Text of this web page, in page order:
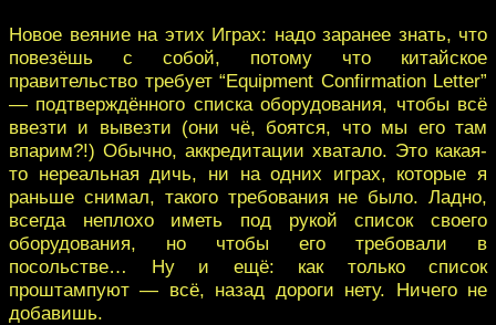
Новое веяние на этих Играх: надо заранее знать, что
повезёшь с собой, потому что китайское
правительство требует “Equipment Confirmation Letter”
— подтверждённого списка оборудования, чтобы всё
ввезти и вывезти (они чё, боятся, что мы его там
впарим?!) Обычно, аккредитации хватало. Это какая-
то нереальная дичь, ни на одних играх, которые я
раньше снимал, такого требования не было. Ладно,
всегда неплохо иметь под рукой список своего
оборудования, но чтобы его требовали в
посольстве… Ну и ещё: как только список
проштампуют — всё, назад дороги нету. Ничего не
добавишь.